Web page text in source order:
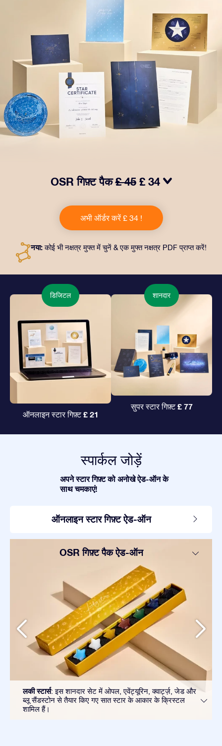
OSR गिफ़्ट पैक£ 45 £ 34
लिफ़ाफ़ा, आपकी पसंद से तैयार दस्तावेज़, साथ ही डिजिटल दस्तावेज़
और हमारे ऐप्स का मुफ़्त इस्तेमाल शामिल है। यह दोस्तों और प्रियजनों को
एक हमेशा बरक़रार रहने वाला उपहार पेश करने का जादुई तरीक़ा है।
अभी ऑर्डर करें £ 34 !
नया:कोई भी नक्षत्र मुफ्त में चुनें & एक मुफ्त नक्षत्र PDF प्राप्त करें!
डिजिटल
ऑनलाइन स्टार गिफ़्ट£ 21
शानदार
सुपर स्टार गिफ़्ट£ 77
स्पार्कल जोड़ें
अपने स्टार गिफ़्ट को अनोखे ऐड-ऑन के
साथ चमकाएं!
ऑनलाइन स्टार गिफ़्ट ऐड-ऑन
OSR गिफ़्ट पैक ऐड-ऑन
लकी स्टार्स: इस शानदार सेट में ओपल, एवेंट्यूरिन, क्वार्ट्ज़, जेड और
ब्लू सैंडस्टोन से तैयार किए गए सात स्टार के आकार के क्रिस्टल
शामिल हैं।